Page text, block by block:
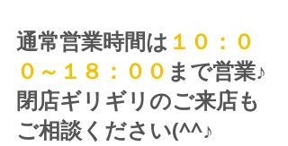
通常営業時間は １０：０
０～１８：００ まで営業♪
閉店ギリギリのご来店も
ご相談ください(^^♪